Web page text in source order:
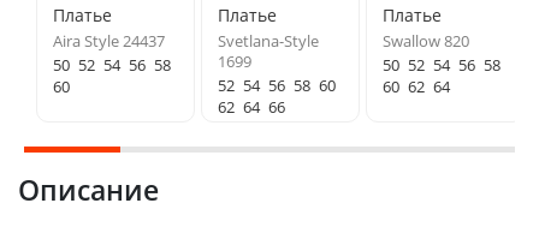
Платье
Aira Style 24437
50 52 54 56 58
60
Платье
Svetlana-Style
1699
52 54 56 58 60
62 64 66
Платье
Swallow 820
50 52 54 56 58
60 62 64
Описание